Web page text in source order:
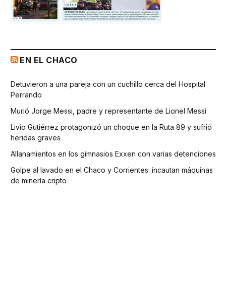
EN EL CHACO
Detuvieron a una pareja con un cuchillo cerca del Hospital
Perrando
Murió Jorge Messi, padre y representante de Lionel Messi
Livio Gutiérrez protagonizó un choque en la Ruta 89 y sufrió
heridas graves
Allanamientos en los gimnasios Exxen con varias detenciones
Golpe al lavado en el Chaco y Corrientes: incautan máquinas
de minería cripto